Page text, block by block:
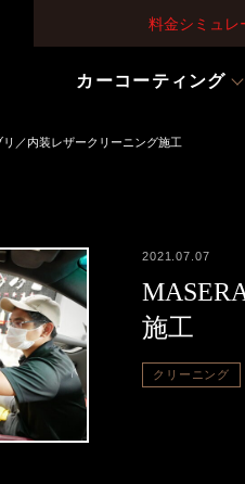
料金シミュレ
カーコーティング
リ／内装レザークリーニング施工
2021.07.07
施工
クリーニング